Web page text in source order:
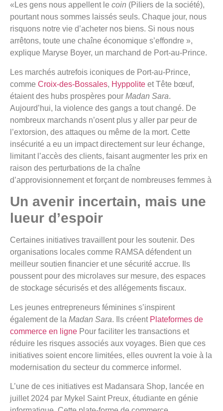
«Les gens nous appellent le coin (Piliers de la société),
pourtant nous sommes laissés seuls. Chaque jour, nous
risquons notre vie d’acheter nos biens. Si nous nous
arrêtons, toute une chaîne économique s’effondre »,
explique Maryse Boyer, un marchand de Port-au-Prince.
Les marchés autrefois iconiques de Port-au-Prince,
comme Croix-des-Bossales, Hyppolite et Tête bœuf,
étaient des hubs prospères pour Madan Sara.
Aujourd’hui, la violence des gangs a tout changé. De
nombreux marchands n’osent plus y aller par peur de
l’extorsion, des attaques ou même de la mort. Cette
insécurité a eu un impact directement sur leur échange,
limitant l’accès des clients, faisant augmenter les prix en
raison des perturbations de la chaîne
d’approvisionnement et forçant de nombreuses femmes à
Un avenir incertain, mais une
lueur d’espoir
Certaines initiatives travaillent pour les soutenir. Des
organisations locales comme RAMSA défendent un
meilleur soutien financier et une sécurité accrue. Ils
poussent pour des microlaves sur mesure, des espaces
de stockage sécurisés et des allégements fiscaux.
Les jeunes entrepreneurs féminines s’inspirent
également de la Madan Sara. Ils créent Plateformes de
commerce en ligne Pour faciliter les transactions et
réduire les risques associés aux voyages. Bien que ces
initiatives soient encore limitées, elles ouvrent la voie à la
modernisation du secteur du commerce informel.
L’une de ces initiatives est Madansara Shop, lancée en
juillet 2024 par Mykel Saint Preux, étudiante en génie